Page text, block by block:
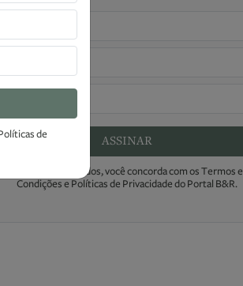
ASSINAR
Ao enviar seus dados, você concorda com os Termos e
Condições e Políticas de Privacidade do Portal B&R.
de